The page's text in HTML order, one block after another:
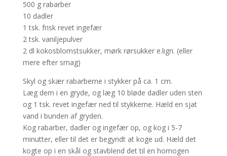
500 g rabarber
10 dadler
1 tsk. frisk revet ingefær
2 tsk. vaniljepulver
2 dl kokosblomstsukker, mørk rørsukker e.lign. (eller
mere efter smag)
Skyl og skær rabarberne i stykker på ca. 1 cm.
Læg dem i en gryde, og læg 10 bløde dadler uden sten
og 1 tsk. revet ingefær ned til stykkerne. Hæld en sjat
vand i bunden af gryden.
Kog rabarber, dadler og ingefær op, og kog i 5-7
minutter, eller til det er begyndt at koge ud. Hæld det
kogte op i en skål og stavblend det til en homogen